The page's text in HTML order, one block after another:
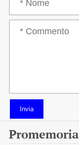
Invia
Promemoria